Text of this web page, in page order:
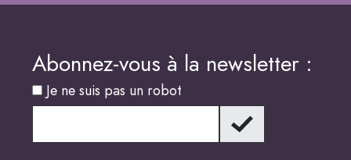
Abonnez-vous à la newsletter :
Je ne suis pas un robot